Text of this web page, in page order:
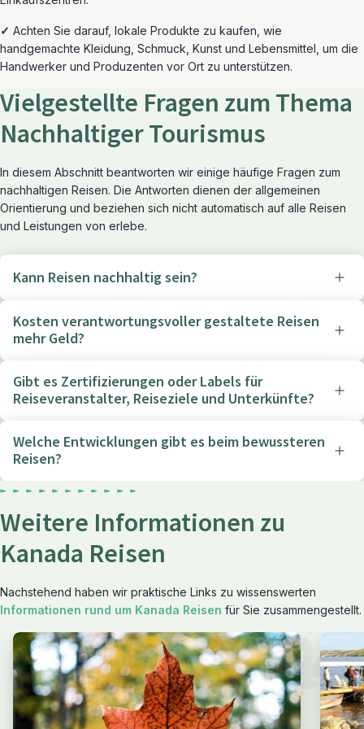
✓ Achten Sie darauf, lokale Produkte zu kaufen, wie
handgemachte Kleidung, Schmuck, Kunst und Lebensmittel, um die
Handwerker und Produzenten vor Ort zu unterstützen.
Vielgestellte Fragen zum Thema
Nachhaltiger Tourismus
In diesem Abschnitt beantworten wir einige häufige Fragen zum
nachhaltigen Reisen. Die Antworten dienen der allgemeinen
Orientierung und beziehen sich nicht automatisch auf alle Reisen
und Leistungen von erlebe.
Kann Reisen nachhaltig sein?
Kosten verantwortungsvoller gestaltete Reisen
mehr Geld?
Gibt es Zertifizierungen oder Labels für
Reiseveranstalter, Reiseziele und Unterkünfte?
Welche Entwicklungen gibt es beim bewussteren
Reisen?
Weitere Informationen zu
Kanada Reisen
Nachstehend haben wir praktische Links zu wissenswerten
Informationen rund um Kanada Reisen für Sie zusammengestellt.